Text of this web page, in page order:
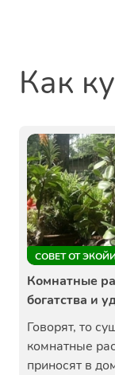
Как
СОВЕТ ОТ ЭКОЙИ
Комнатные
богатства и
Говорят, то
комнатные
приносят в